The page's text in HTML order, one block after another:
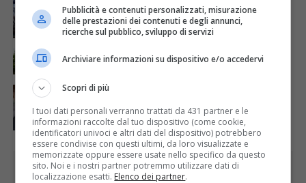
Domenica inaugurazione del Calice Gigante n. 10 a
Lozzolo
La salute si costruisce un passo alla volta
ATTUALITÀ 6 giorni fa
Pubblicità e contenuti personalizzati, misurazione
delle prestazioni dei contenuti e degli annunci,
ricerche sul pubblico, sviluppo di servizi
Archiviare informazioni su dispositivo e/o accedervi
Scopri di più
I tuoi dati personali verranno trattati da 431 partner e le
informazioni raccolte dal tuo dispositivo (come cookie,
identificatori univoci e altri dati del dispositivo) potrebbero
essere condivise con questi ultimi, da loro visualizzate e
memorizzate oppure essere usate nello specifico da questo
sito. Noi e i nostri partner potremmo utilizzare dati di
localizzazione esatti. Elenco dei partner.